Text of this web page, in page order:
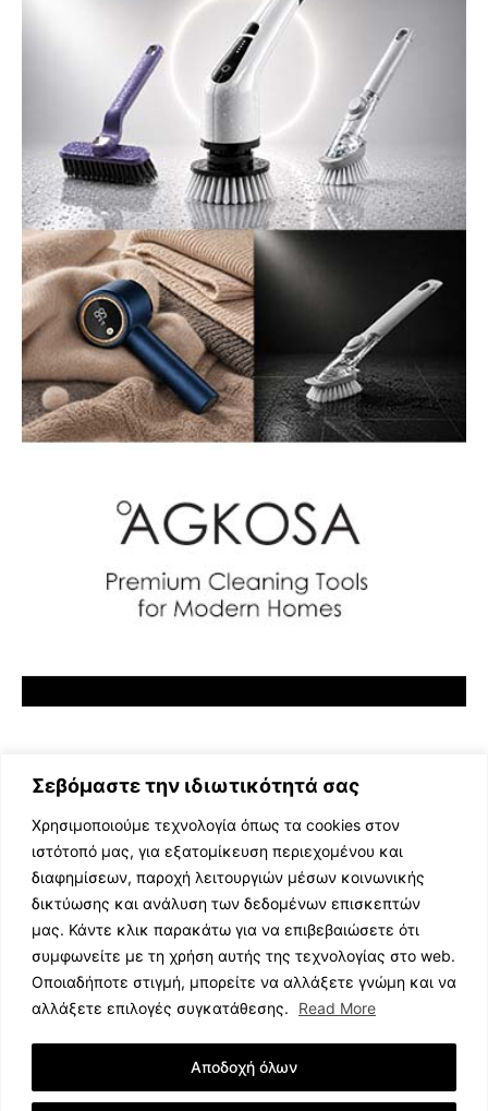
Σεβόμαστε την ιδιωτικότητά σας
Χρησιμοποιούμε τεχνολογία όπως τα cookies στον
ιστότοπό μας, για εξατομίκευση περιεχομένου και
διαφημίσεων, παροχή λειτουργιών μέσων κοινωνικής
δικτύωσης και ανάλυση των δεδομένων επισκεπτών
μας. Κάντε κλικ παρακάτω για να επιβεβαιώσετε ότι
συμφωνείτε με τη χρήση αυτής της τεχνολογίας στο web.
Οποιαδήποτε στιγμή, μπορείτε να αλλάξετε γνώμη και να
αλλάξετε επιλογές συγκατάθεσης.
Read More
Αποδοχή όλων
ΕΛΛΗΝΙΚΗ ΜΟΥΣΙΚΗ
TV SHOWS
EVENTS
ΘΕΑΤΡΟ
ΔΙΑΓΩΝΙΣΜΟΙ
STOA CULTURA
ΣΥΝΕΝΤΕΥΞΕΙΣ